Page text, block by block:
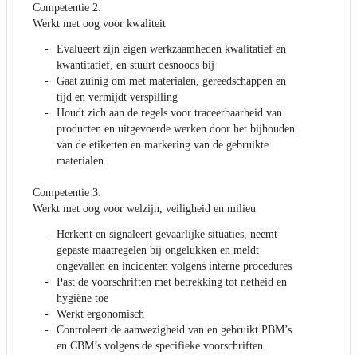
Competentie 2:
Werkt met oog voor kwaliteit
Evalueert zijn eigen werkzaamheden kwalitatief en
kwantitatief, en stuurt desnoods bij
Gaat zuinig om met materialen, gereedschappen en
tijd en vermijdt verspilling
Houdt zich aan de regels voor traceerbaarheid van
producten en uitgevoerde werken door het bijhouden
van de etiketten en markering van de gebruikte
materialen
Competentie 3:
Werkt met oog voor welzijn, veiligheid en milieu
Herkent en signaleert gevaarlijke situaties, neemt
gepaste maatregelen bij ongelukken en meldt
ongevallen en incidenten volgens interne procedures
Past de voorschriften met betrekking tot netheid en
hygiëne toe
Werkt ergonomisch
Controleert de aanwezigheid van en gebruikt PBM’s
en CBM’s volgens de specifieke voorschriften